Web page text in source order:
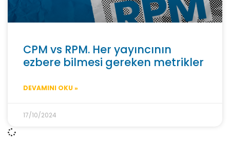
CPM vs RPM. Her yayıncının
ezbere bilmesi gereken metrikler
DEVAMINI OKU »
17/10/2024